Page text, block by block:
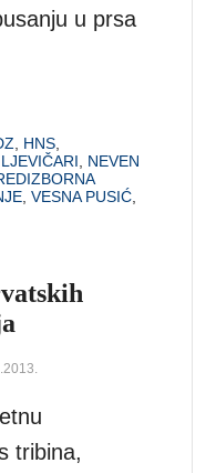
u prsa
HNS
LJEVIČARI
NEVEN
,VESNA PUSIĆ
tribina,